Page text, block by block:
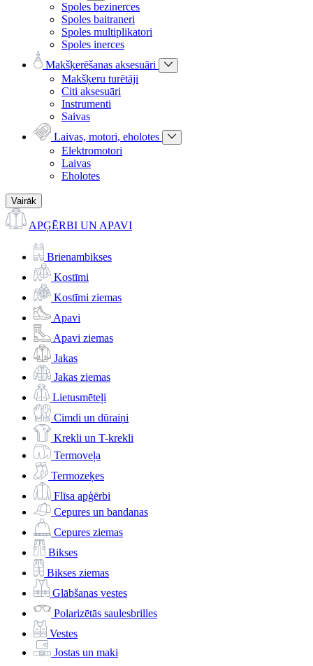
Spoles bezinerces
Spoles baitraneri
Spoles multiplikatori
Spoles inerces
Makšķerēšanas aksesuāri
Makšķeru turētāji
Citi aksesuāri
Instrumenti
Saivas
Laivas, motori, eholotes
Elektromotori
Laivas
Eholotes
Vairāk
APĢĒRBI UN APAVI
Brienambikses
Kostīmi
Kostīmi ziemas
Apavi
Apavi ziemas
Jakas
Jakas ziemas
Lietusmēteļi
Cimdi un dūraiņi
Krekli un T-krekli
Termoveļa
Termozeķes
Flīsa apģērbi
Cepures un bandanas
Cepures ziemas
Bikses
Bikses ziemas
Glābšanas vestes
Polarizētās saulesbrilles
Vestes
Jostas un maki